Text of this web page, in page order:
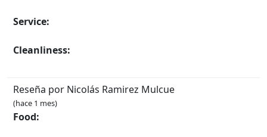
Service:
Cleanliness:
Reseña por Nicolás Ramirez Mulcue
(hace 1 mes)
Food: